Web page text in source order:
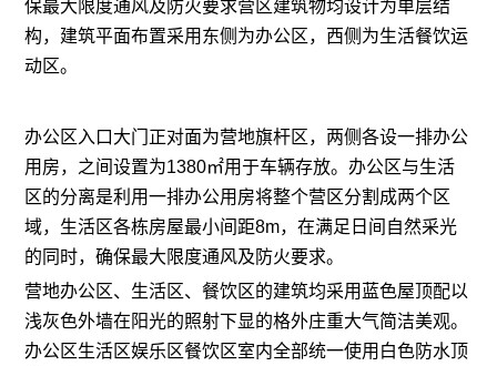
保最大限度通风及防火要求营区建筑物均设计为单层结
构，建筑平面布置采用东侧为办公区，西侧为生活餐饮运
动区。
办公区入口大门正对面为营地旗杆区，两侧各设一排办公
用房，之间设置为1380㎡用于车辆存放。办公区与生活
区的分离是利用一排办公用房将整个营区分割成两个区
域，生活区各栋房屋最小间距8m，在满足日间自然采光
的同时，确保最大限度通风及防火要求。
营地办公区、生活区、餐饮区的建筑均采用蓝色屋顶配以
浅灰色外墙在阳光的照射下显的格外庄重大气简洁美观。
办公区生活区娱乐区餐饮区室内全部统一使用白色防水顶